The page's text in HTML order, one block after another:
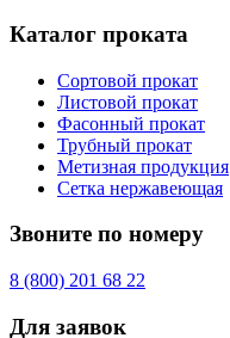
Каталог проката
Сортовой прокат
Листовой прокат
Фасонный прокат
Трубный прокат
Метизная продукция
Сетка нержавеющая
Звоните по номеру
8 (800) 201 68 22
Для заявок